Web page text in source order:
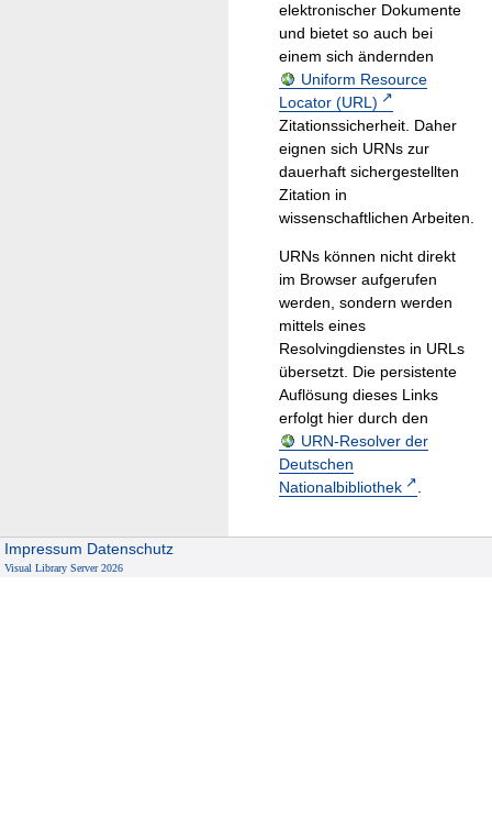
elektronischer Dokumente
und bietet so auch bei
einem sich ändernden
Uniform Resource
Locator (URL)
Zitationssicherheit. Daher
eignen sich URNs zur
dauerhaft sichergestellten
Zitation in
wissenschaftlichen Arbeiten.
URNs können nicht direkt
im Browser aufgerufen
werden, sondern werden
mittels eines
Resolvingdienstes in URLs
übersetzt. Die persistente
Auflösung dieses Links
erfolgt hier durch den
URN-Resolver der
Deutschen
Nationalbibliothek
.
Impressum Datenschutz
Visual Library Server 2026